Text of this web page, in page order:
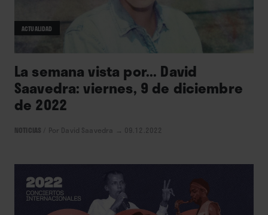
ACTUALIDAD
La semana vista por... David
Saavedra: viernes, 9 de diciembre
de 2022
NOTICIAS Por David Saavedra → 09.12.2022